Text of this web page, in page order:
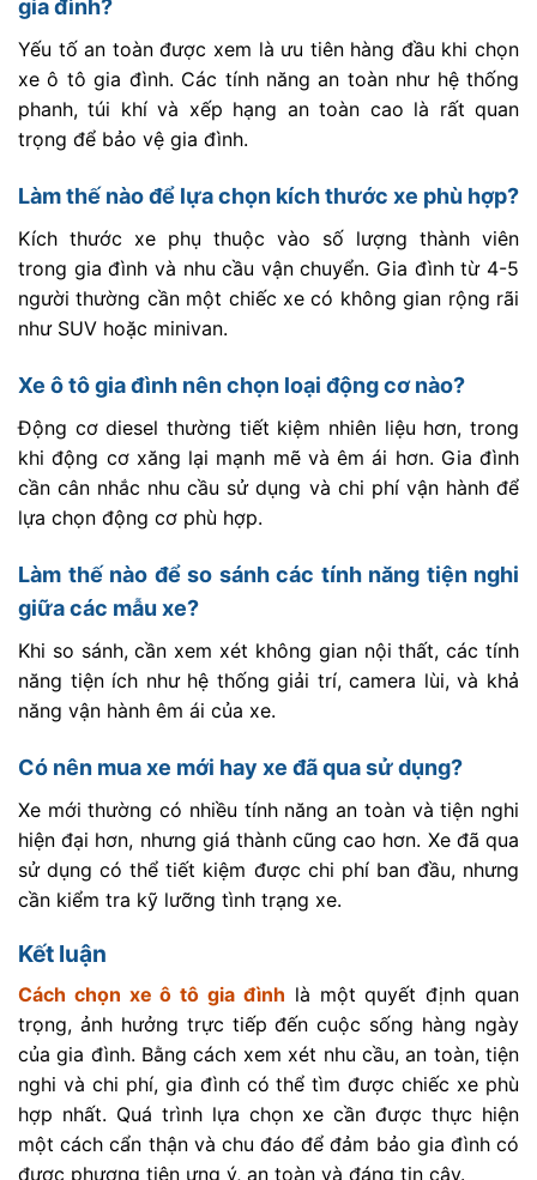
gia đình?
Yếu tố an toàn được xem là ưu tiên hàng đầu khi chọn
xe ô tô gia đình. Các tính năng an toàn như hệ thống
phanh, túi khí và xếp hạng an toàn cao là rất quan
trọng để bảo vệ gia đình.
Làm thế nào để lựa chọn kích thước xe phù hợp?
Kích thước xe phụ thuộc vào số lượng thành viên
trong gia đình và nhu cầu vận chuyển. Gia đình từ 4-5
người thường cần một chiếc xe có không gian rộng rãi
như SUV hoặc minivan.
Xe ô tô gia đình nên chọn loại động cơ nào?
Động cơ diesel thường tiết kiệm nhiên liệu hơn, trong
khi động cơ xăng lại mạnh mẽ và êm ái hơn. Gia đình
cần cân nhắc nhu cầu sử dụng và chi phí vận hành để
lựa chọn động cơ phù hợp.
Làm thế nào để so sánh các tính năng tiện nghi
giữa các mẫu xe?
Khi so sánh, cần xem xét không gian nội thất, các tính
năng tiện ích như hệ thống giải trí, camera lùi, và khả
năng vận hành êm ái của xe.
Có nên mua xe mới hay xe đã qua sử dụng?
Xe mới thường có nhiều tính năng an toàn và tiện nghi
hiện đại hơn, nhưng giá thành cũng cao hơn. Xe đã qua
sử dụng có thể tiết kiệm được chi phí ban đầu, nhưng
cần kiểm tra kỹ lưỡng tình trạng xe.
Kết luận
Cách chọn xe ô tô gia đình là một quyết định quan
trọng, ảnh hưởng trực tiếp đến cuộc sống hàng ngày
của gia đình. Bằng cách xem xét nhu cầu, an toàn, tiện
nghi và chi phí, gia đình có thể tìm được chiếc xe phù
hợp nhất. Quá trình lựa chọn xe cần được thực hiện
một cách cẩn thận và chu đáo để đảm bảo gia đình có
được phương tiện ưng ý, an toàn và đáng tin cậy.